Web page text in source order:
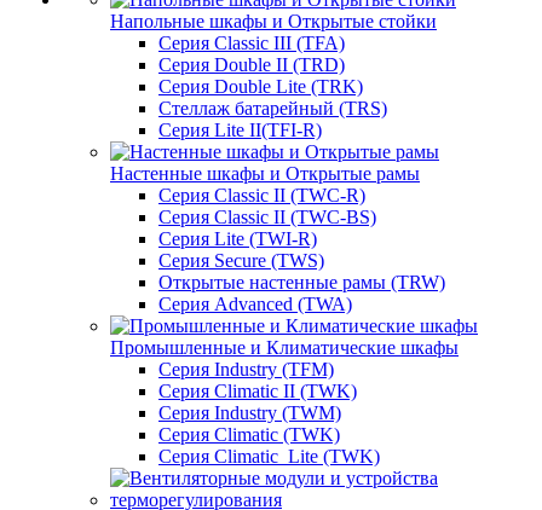
Напольные шкафы и Открытые стойки
Серия Classic III (TFA)
Серия Double II (TRD)
Серия Double Lite (TRK)
Стеллаж батарейный (TRS)
Серия Lite II(TFI-R)
Настенные шкафы и Открытые рамы
Серия Classic II (TWC-R)
Серия Classic II (TWC-BS)
Серия Lite (TWI-R)
Серия Secure (TWS)
Открытые настенные рамы (TRW)
Серия Advanced (TWA)
Промышленные и Климатические шкафы
Серия Industry (TFM)
Серия Climatic II (TWK)
Серия Industry (TWM)
Серия Climatic (TWK)
Серия Climatic_Lite (TWK)